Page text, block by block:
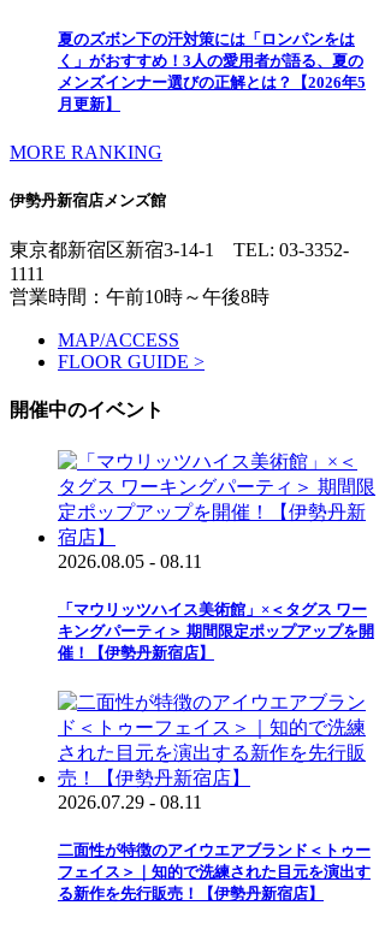
夏のズボン下の汗対策には「ロンパンをは
く」がおすすめ！3人の愛用者が語る、夏の
メンズインナー選びの正解とは？【2026年5
月更新】
MORE RANKING
伊勢丹新宿店メンズ館
東京都新宿区新宿3-14-1 TEL: 03-3352-
1111
営業時間：午前10時～午後8時
MAP/ACCESS
FLOOR GUIDE >
開催中のイベント
2026.08.05 - 08.11
「マウリッツハイス美術館」×＜タグス ワー
キングパーティ＞ 期間限定ポップアップを開
催！【伊勢丹新宿店】
2026.07.29 - 08.11
二面性が特徴のアイウエアブランド＜トゥー
フェイス＞｜知的で洗練された目元を演出す
る新作を先行販売！【伊勢丹新宿店】